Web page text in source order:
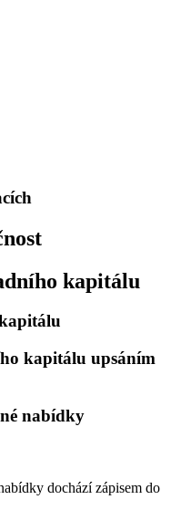
kapitálu
kapitálu upsáním
nabídky
dochází zápisem do